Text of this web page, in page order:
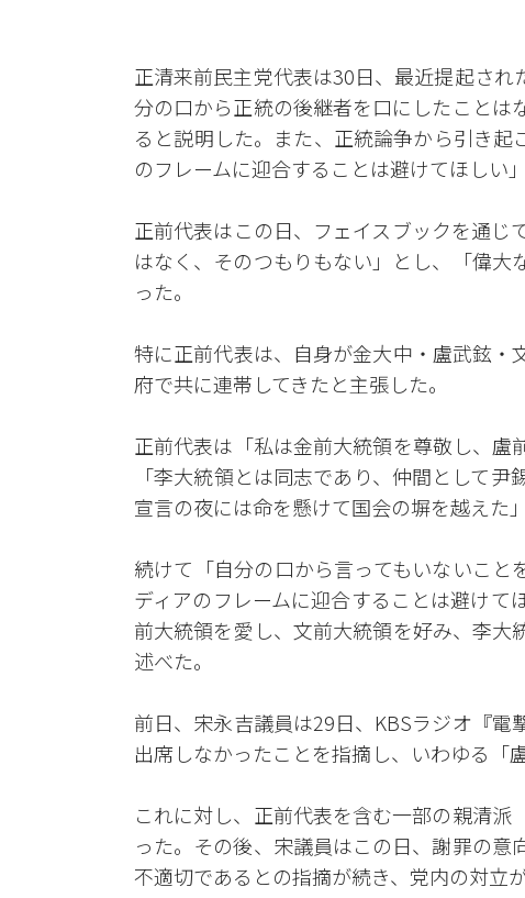
正清来前民主党代表は30日、最近提起さ
分の口から正統の後継者を口にしたことは
ると説明した。また、正統論争から引き
のフレームに迎合することは避けてほしい
正前代表はこの日、フェイスブックを通じ
はなく、そのつもりもない」とし、「偉
った。
特に正前代表は、自身が金大中・盧武鉉
府で共に連帯してきたと主張した。
正前代表は「私は金前大統領を尊敬し、盧
「李大統領とは同志であり、仲間として
宣言の夜には命を懸けて国会の塀を越えた
続けて「自分の口から言ってもいないこ
ディアのフレームに迎合することは避け
前大統領を愛し、文前大統領を好み、李大
述べた。
前日、宋永吉議員は29日、KBSラジオ『
出席しなかったことを指摘し、いわゆる「
これに対し、正前代表を含む一部の親清
った。その後、宋議員はこの日、謝罪の
不適切であるとの指摘が続き、党内の対立